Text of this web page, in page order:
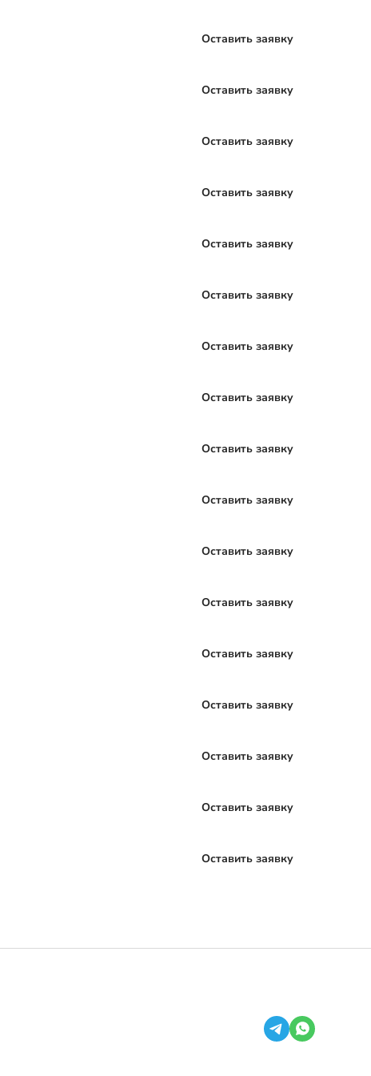
Оставить заявку
Оставить заявку
Оставить заявку
Оставить заявку
Оставить заявку
Оставить заявку
Оставить заявку
Оставить заявку
Оставить заявку
Оставить заявку
Оставить заявку
Оставить заявку
Оставить заявку
Оставить заявку
Оставить заявку
Оставить заявку
Оставить заявку